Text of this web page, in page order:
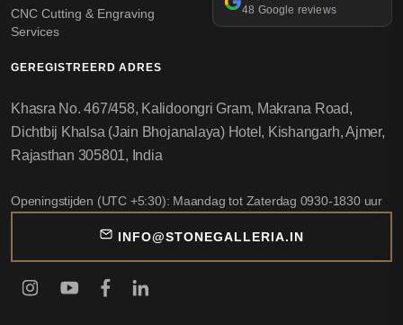
CNC Cutting & Engraving
Services
48 Google reviews
GEREGISTREERD ADRES
Khasra No. 467/458, Kalidoongri Gram, Makrana Road,
Dichtbij Khalsa (Jain Bhojanalaya) Hotel, Kishangarh, Ajmer,
Rajasthan 305801, India
Openingstijden (UTC +5:30): Maandag tot Zaterdag 0930-1830 uur
INFO@STONEGALLERIA.IN